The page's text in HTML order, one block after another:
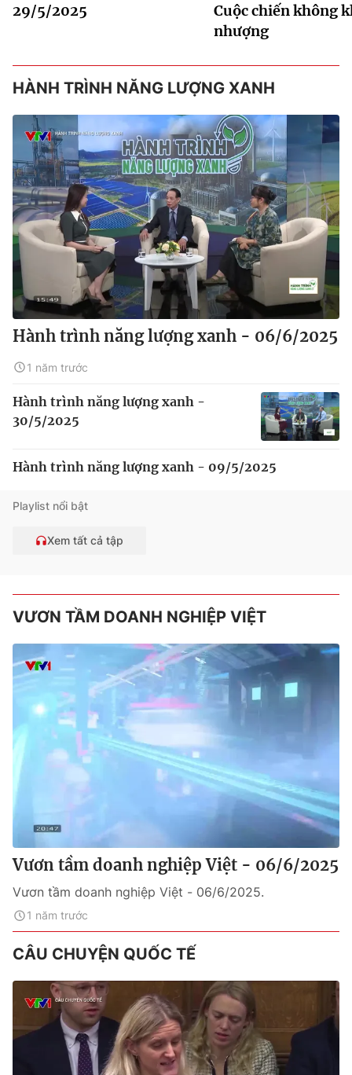
29/5/2025
Cuộc chiến không
nhượng
HÀNH TRÌNH NĂNG LƯỢNG XANH
Hành trình năng lượng xanh - 06/6/2025
1 năm trước
Hành trình năng lượng xanh -
30/5/2025
Hành trình năng lượng xanh - 09/5/2025
Playlist nổi bật
Xem tất cả tập
VƯƠN TẦM DOANH NGHIỆP VIỆT
Vươn tầm doanh nghiệp Việt - 06/6/2025
Vươn tầm doanh nghiệp Việt - 06/6/2025.
1 năm trước
CÂU CHUYỆN QUỐC TẾ